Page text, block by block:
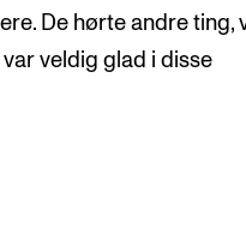
De hørte andre ting,
veldig glad i disse